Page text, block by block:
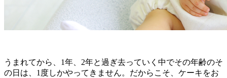
うまれてから、1年、2年と過ぎ去っていく中でその年齢のそ
の日は、1度しかやってきません。だからこそ、ケーキをお